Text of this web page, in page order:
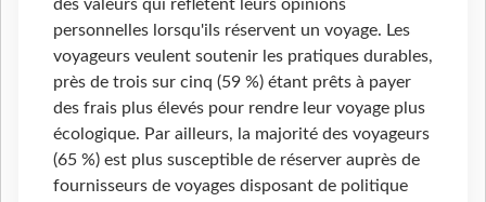
des valeurs qui reflètent leurs opinions
personnelles lorsqu'ils réservent un voyage. Les
voyageurs veulent soutenir les pratiques durables,
près de trois sur cinq (59 %) étant prêts à payer
des frais plus élevés pour rendre leur voyage plus
écologique. Par ailleurs, la majorité des voyageurs
(65 %) est plus susceptible de réserver auprès de
fournisseurs de voyages disposant de politique